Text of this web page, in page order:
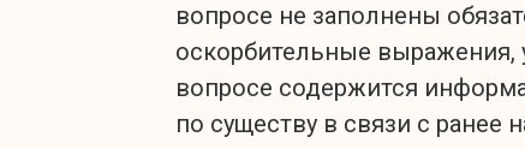
вопросе не заполнены
оскорбительные
вопросе содержится
по существу в связи с